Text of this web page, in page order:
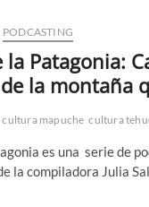
PODCASTING
la Patagonia:
la montaña
cultura mapuche cultura
es una serie de
la compiladora Julia